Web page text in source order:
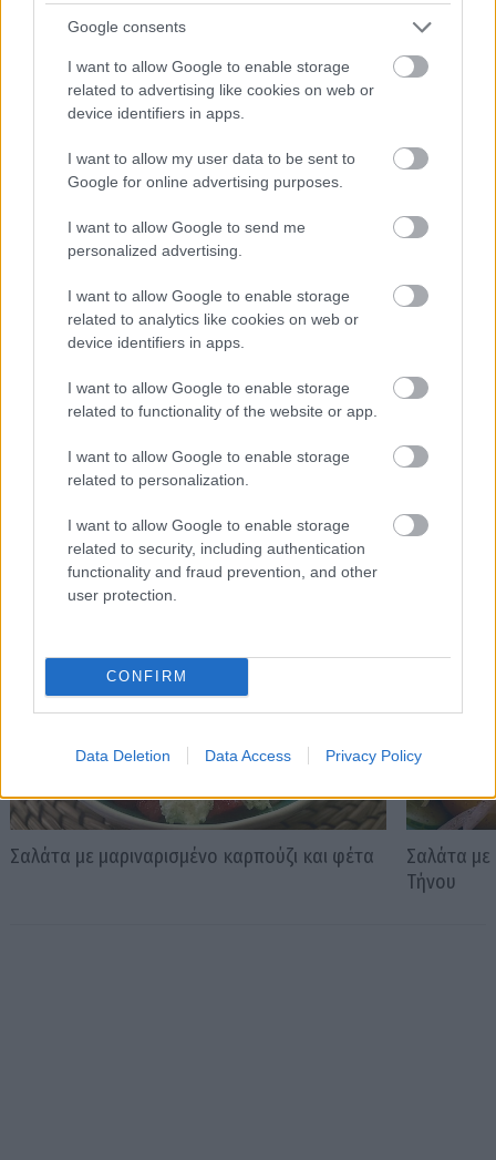
Google consents
I want to allow Google to enable storage
related to advertising like cookies on web or
device identifiers in apps.
I want to allow my user data to be sent to
Google for online advertising purposes.
I want to allow Google to send me
personalized advertising.
I want to allow Google to enable storage
related to analytics like cookies on web or
device identifiers in apps.
I want to allow Google to enable storage
related to functionality of the website or app.
I want to allow Google to enable storage
related to personalization.
I want to allow Google to enable storage
related to security, including authentication
functionality and fraud prevention, and other
user protection.
CONFIRM
Data Deletion Data Access Privacy Policy
Αγάπη Μαργετίδη
Γεννημένη στην Αθήνα, υπήρξε επί τριάντα τέσσερα
συναπτά έτη τραπεζικό στέλεχος, οκτώ από τα οποία στο
Παρίσι. Μετά από την δια παντός αποχώρησή της από τον
Frozen Banker. Η μεγαλύτερή της ευχαρίστηση είναι να
καταστρώνει μενού αποπλάνησης, να χώνεται στη κουζίνα,
να παίζει με την μαγειρική και να παρατηρεί τους φίλους της
να απολαμβάνουν τις καινούριες γεύσεις που ανακάλυψε.
Αγαπά όλες τις κουζίνες του κόσμου και αναζητά μανιωδώς
μαγειρική με ιστορίες και σενάρια.
Διαβάστε επίσης
Σαλάτα με μαριναρισμένο καρπούζι και φέτα
Σαλάτα με
Τήνου